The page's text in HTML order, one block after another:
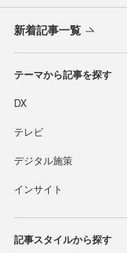
新着記事一覧
テーマから記事を探す
DX
テレビ
デジタル施策
インサイト
記事スタイルから探す